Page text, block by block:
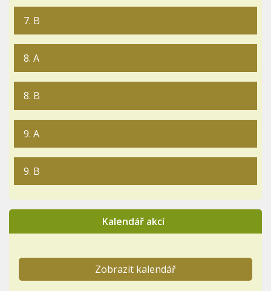
7. B
8. A
8. B
9. A
9. B
Kalendář akcí
Zobrazit kalendář